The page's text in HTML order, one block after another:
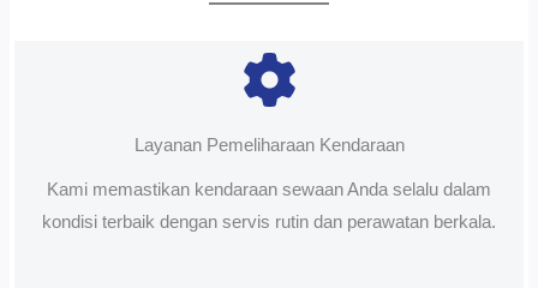
Layanan Pemeliharaan Kendaraan
Kami memastikan kendaraan sewaan Anda selalu dalam
kondisi terbaik dengan servis rutin dan perawatan berkala.